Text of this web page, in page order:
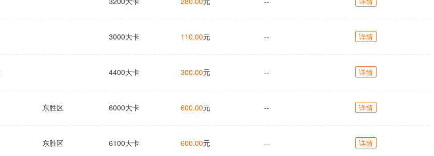
3000大卡 110.00元 -- 详情
4400大卡 300.00元 -- 详情
东胜区 6000大卡 600.00元 -- 详情
东胜区 6100大卡 600.00元 -- 详情